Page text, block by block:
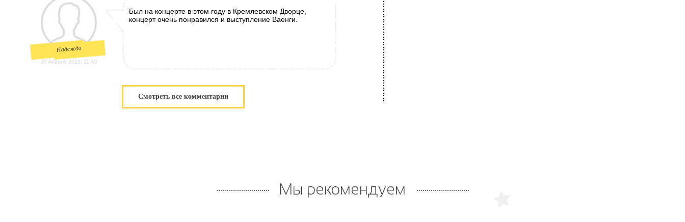
Надежда
20 Апреля 2016, 11:48
Был на концерте в этом году в Кремлевском Дворце,
концерт очень понравился и выступление Ваенги.
Смотреть все комментарии
Мы рекомендуем